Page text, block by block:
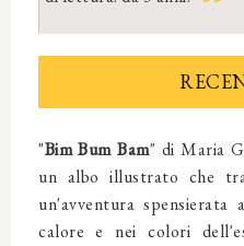
"Bim Bum Bam" di Maria
un albo illustrato che
un'avventura
calore e nei colori